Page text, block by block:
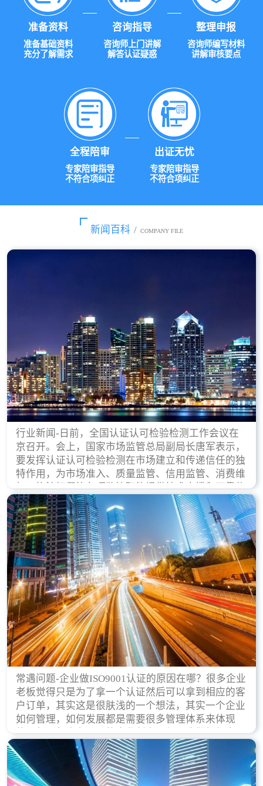
准备资料
准备基础资料
充分了解需求
咨询指导
咨询师上门讲解
解答认证疑惑
整理申报
咨询师编写材料
讲解审核要点
全程陪审
专家陪审指导
不符合项纠正
出证无忧
专家陪审指导
不符合项纠正
新闻百科 / COMPANY FILE
行业新闻-日前，全国认证认可检验检测工作会议在
京召开。会上，国家市场监管总局副局长唐军表示，
要发挥认证认可检验检测在市场建立和传递信任的独
特作用，为市场准入、质量监管、信用监管、消费维
权、执法打假等各项监管职能提供技术支撑和可靠依
据。
常遇问题-企业做ISO9001认证的原因在哪？很多企业
老板觉得只是为了拿一个认证然后可以拿到相应的客
户订单，其实这是很肤浅的一个想法，其实一个企业
如何管理，如何发展都是需要很多管理体系来体现
的，每天都会有不同的企业创立，但是我们如何去证
实一个企业的合法，有质量保证了？这就是ISO9001
认证体现价值的时候，那么键锋小编就来细说下企业
做ISO9001认证的根本原因。